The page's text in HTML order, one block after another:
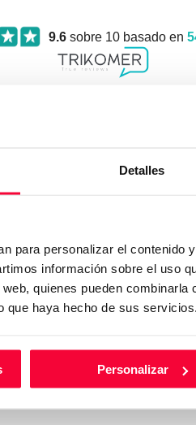
Detalles
para personalizar el contenido
información sobre el uso
quienes pueden
que haya hecho de sus servicios.
Personalizar
9.6 sobre 10 basado en
rellene el siguiente
que puedan adaptarse a mis